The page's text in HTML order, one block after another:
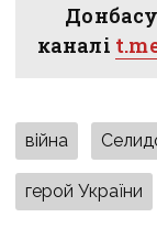
каналі
війна
герой України